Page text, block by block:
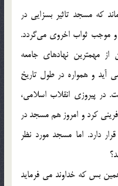
که مسجد تاثیر بسزایی در
و موجب ثواب اخروی می‌گردد.
مهمترین نهادهای جامعه
آید و همواره در طول تاریخ
در پیروزی انقلاب اسلامی،
کرد و امروز هم مسجد در
دارد. اما مسجد مورد نظر
بس که خداوند می فرماید